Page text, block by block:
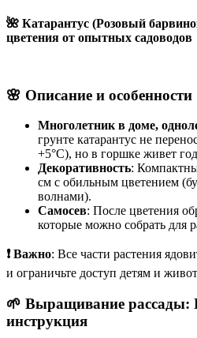
🌺 Катарантус (Розовый
цветения от опытных садоводов
🌸 Описание и особенности
Многолетник в доме,
грунте катарантус не
+5°C), но в горшке живет
Декоративность:
см с обильным цветением
волнами).
Самосев: После цветения
которые можно собрать для
❗ Важно: Все части растения
и ограничьте доступ детям и
🌱 Выращивание рассады:
инструкция